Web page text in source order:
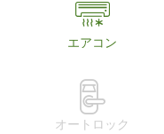
エアコン
オートロック